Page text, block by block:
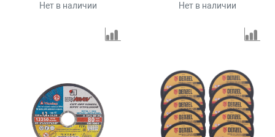
Нет в наличии Нет в наличии